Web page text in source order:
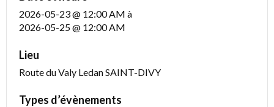
2026-05-23 @ 12:00 AM à
2026-05-25 @ 12:00 AM
Lieu
Route du Valy Ledan SAINT-DIVY
Types d’évènements